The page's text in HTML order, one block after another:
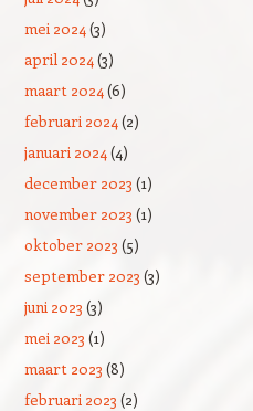
mei 2024(3)
april 2024(3)
maart 2024(6)
februari 2024(2)
januari 2024(4)
december 2023 (1)
november 2023 (1)
oktober 2023 (5)
september 2023 (3)
juni 2023 (3)
mei 2023 (1)
maart 2023 (8)
februari 2023 (2)